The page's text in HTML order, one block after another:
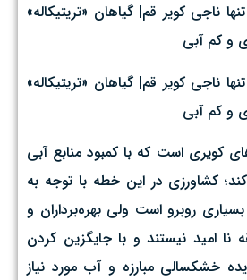
ناجی کویر قم| گیاهان «تریتیکاله»
و کم آبی
ناجی کویر قم| گیاهان «تریتیکاله»
و کم آبی
کویری است که با کمبود منابع آبی
کشاورزی در این خطه با توجه به
روبرو است ولی بهره‌برداران و
نا امید نیستند و با جایگزین کردن
خشکسالی مبارزه و آب مورد نیاز